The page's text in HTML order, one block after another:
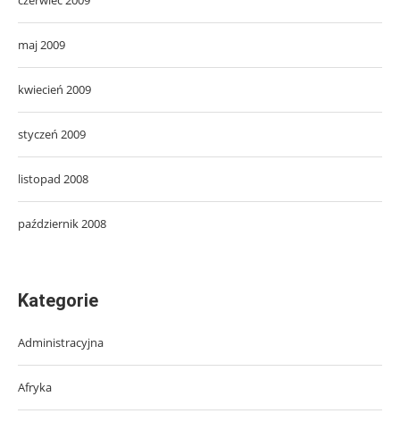
maj 2009
kwiecień 2009
styczeń 2009
listopad 2008
październik 2008
Kategorie
Administracyjna
Afryka